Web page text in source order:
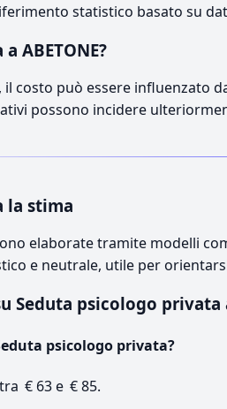
statistico basato su
ABETONE?
il costo può essere influenzato
possono incidere
la stima
elaborate tramite modelli
e neutrale, utile per
Seduta psicologo privata
psicologo privata?
€ 63 e € 85.